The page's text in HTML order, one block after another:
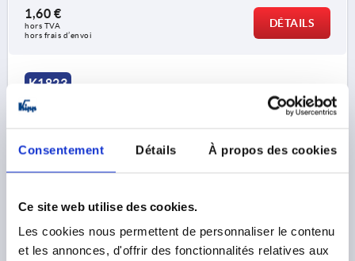
Consentement Détails À propos des cookies
Ce site web utilise des cookies.
Les cookies nous permettent de personnaliser le contenu
et les annonces, d'offrir des fonctionnalités relatives aux
1,60 €
hors TVA
hors frais d’envoi
DÉTAILS
K1823
INOX. 1.4404 GRENAILLÉE MATE, POUR M04